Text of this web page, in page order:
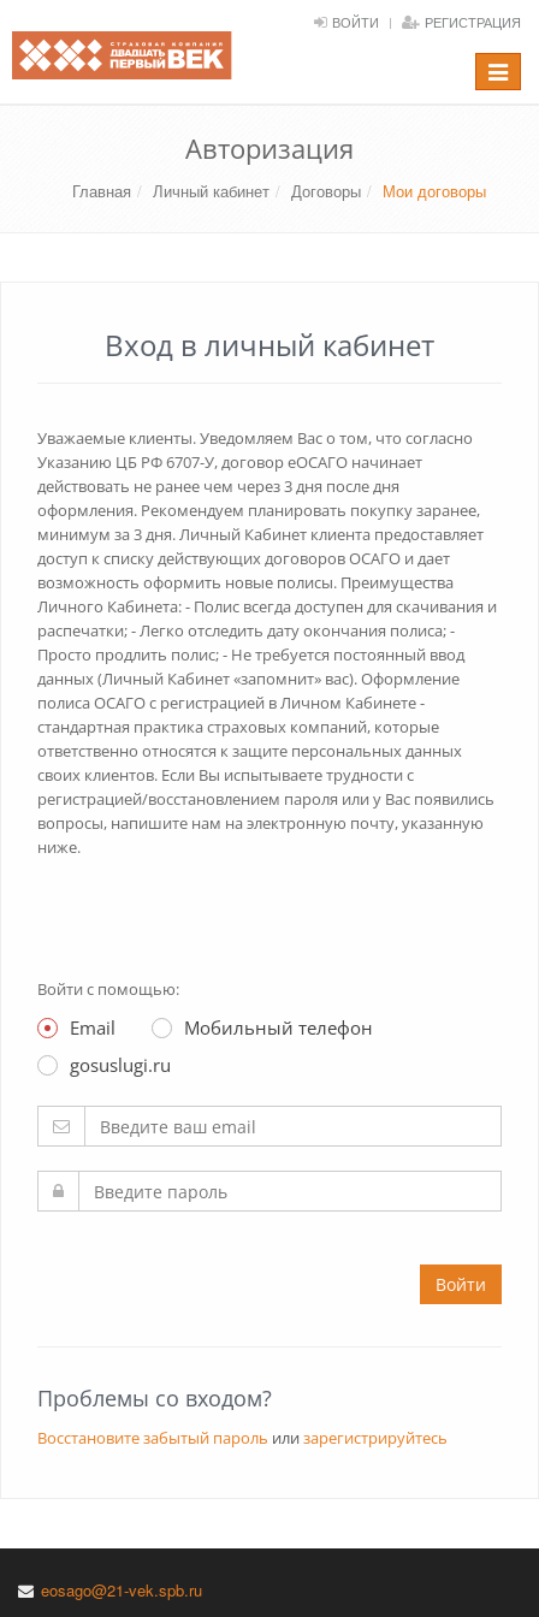
ВОЙТИ РЕГИСТРАЦИЯ
Toggle
Авторизация
Главная Личный кабинет Договоры Мои договоры
Вход в личный кабинет
Уважаемые клиенты. Уведомляем Вас о том, что согласно
Указанию ЦБ РФ 6707-У, договор еОСАГО начинает
действовать не ранее чем через 3 дня после дня
оформления. Рекомендуем планировать покупку заранее,
минимум за 3 дня. Личный Кабинет клиента предоставляет
доступ к списку действующих договоров ОСАГО и дает
возможность оформить новые полисы. Преимущества
Личного Кабинета: - Полис всегда доступен для скачивания и
распечатки; - Легко отследить дату окончания полиса; -
Просто продлить полис; - Не требуется постоянный ввод
данных (Личный Кабинет «запомнит» вас). Оформление
полиса ОСАГО с регистрацией в Личном Кабинете -
стандартная практика страховых компаний, которые
ответственно относятся к защите персональных данных
своих клиентов. Если Вы испытываете трудности с
регистрацией/восстановлением пароля или у Вас появились
вопросы, напишите нам на электронную почту, указанную
ниже.
Войти с помощью:
Email
Мобильный телефон
gosuslugi.ru
Войти
Проблемы со входом?
Восстановите забытый пароль илизарегистрируйтесь
eosago@21-vek.spb.ru